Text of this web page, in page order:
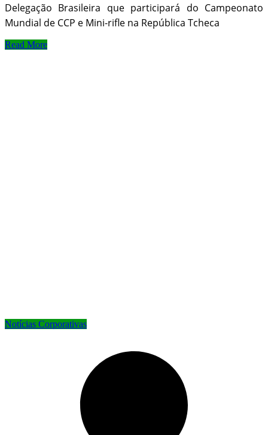
Delegação Brasileira que participará do Campeonato
Mundial de CCP e Mini-rifle na República Tcheca
Read More
Notícias Corporativas